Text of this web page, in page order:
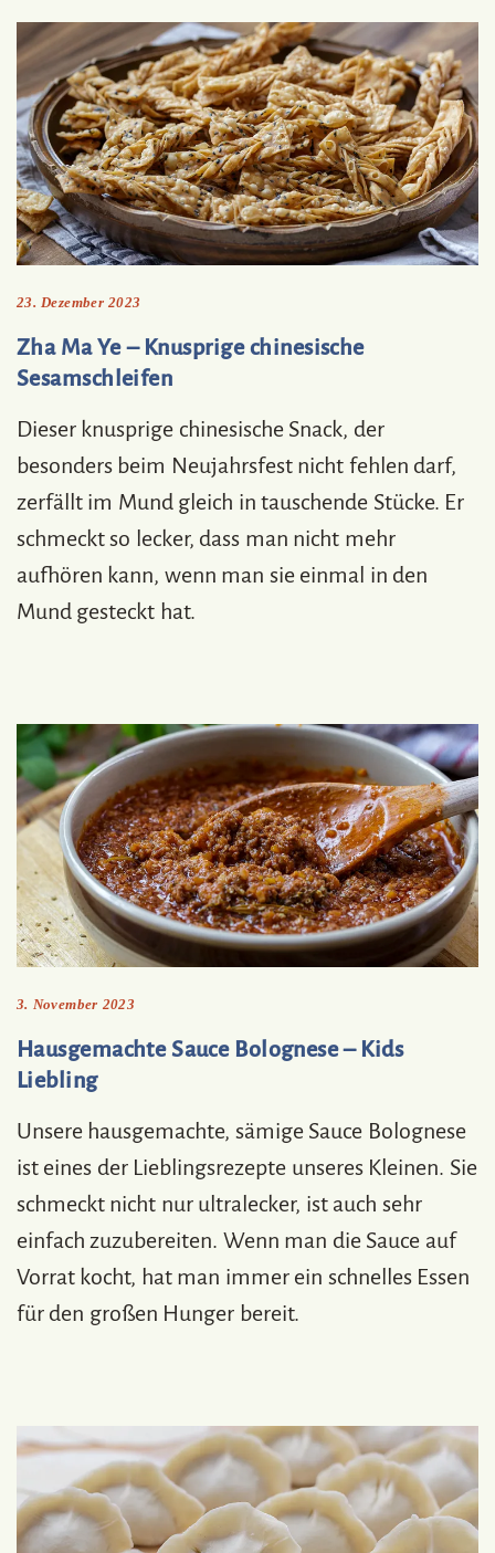
23. Dezember 2023
Zha Ma Ye – Knusprige chinesische
Sesamschleifen
Dieser knusprige chinesische Snack, der
besonders beim Neujahrsfest nicht fehlen darf,
zerfällt im Mund gleich in tauschende Stücke. Er
schmeckt so lecker, dass man nicht mehr
aufhören kann, wenn man sie einmal in den
Mund gesteckt hat.
3. November 2023
Hausgemachte Sauce Bolognese – Kids
Liebling
Unsere hausgemachte, sämige Sauce Bolognese
ist eines der Lieblingsrezepte unseres Kleinen. Sie
schmeckt nicht nur ultralecker, ist auch sehr
einfach zuzubereiten. Wenn man die Sauce auf
Vorrat kocht, hat man immer ein schnelles Essen
für den großen Hunger bereit.